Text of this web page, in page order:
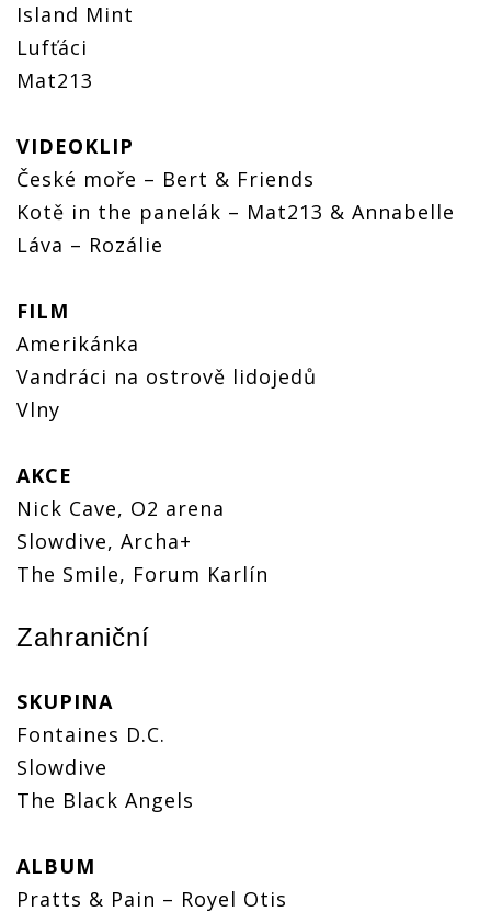
Island Mint
Lufťáci
Mat213
VIDEOKLIP
České moře – Bert & Friends
Kotě in the panelák – Mat213 & Annabelle
Láva – Rozálie
FILM
Amerikánka
Vandráci na ostrově lidojedů
Vlny
AKCE
Nick Cave, O2 arena
Slowdive, Archa+
The Smile, Forum Karlín
Zahraniční
SKUPINA
Fontaines D.C.
Slowdive
The Black Angels
ALBUM
Pratts & Pain – Royel Otis